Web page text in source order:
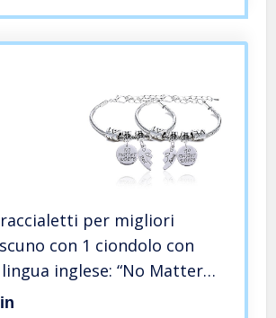
per migliori
con 1 ciondolo con
inglese: “No Matter
per un’amicizia